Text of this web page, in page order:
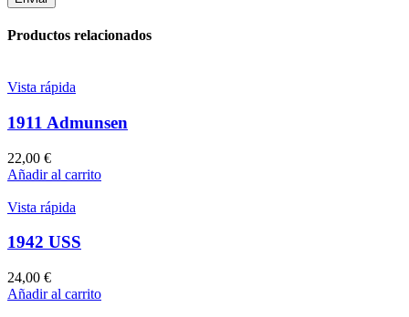
Productos relacionados
Vista rápida
1911 Admunsen
22,00 €
Añadir al carrito
Vista rápida
1942 USS
24,00 €
Añadir al carrito